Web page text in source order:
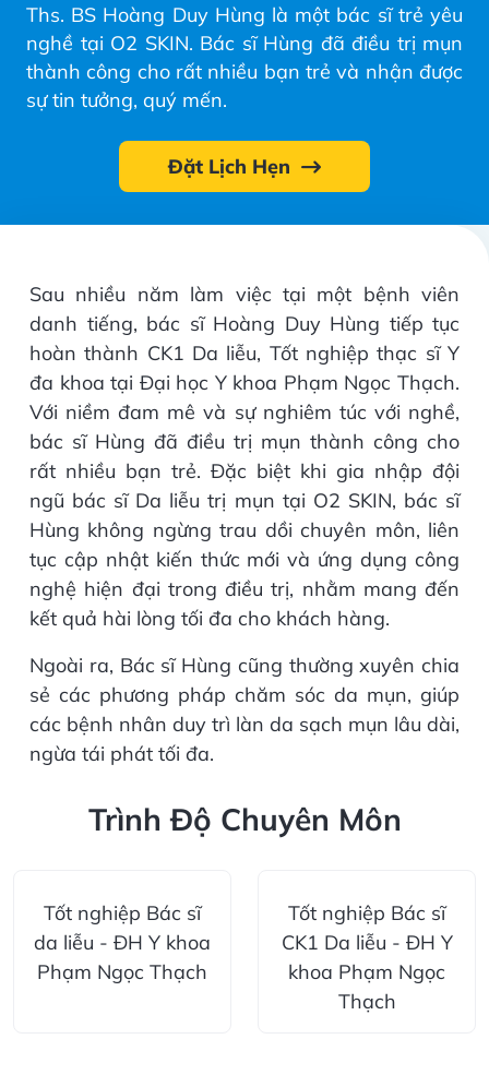
Ths. BS Hoàng Duy Hùng là một bác sĩ trẻ yêu
nghề tại O2 SKIN. Bác sĩ Hùng đã điều trị mụn
thành công cho rất nhiều bạn trẻ và nhận được
sự tin tưởng, quý mến.
Đặt Lịch Hẹn
Sau nhiều năm làm việc tại một bệnh viên
danh tiếng, bác sĩ Hoàng Duy Hùng tiếp tục
hoàn thành CK1 Da liễu, Tốt nghiệp thạc sĩ Y
đa khoa tại Đại học Y khoa Phạm Ngọc Thạch.
Với niềm đam mê và sự nghiêm túc với nghề,
bác sĩ Hùng đã điều trị mụn thành công cho
rất nhiều bạn trẻ. Đặc biệt khi gia nhập đội
ngũ bác sĩ Da liễu trị mụn tại O2 SKIN, bác sĩ
Hùng không ngừng trau dồi chuyên môn, liên
tục cập nhật kiến thức mới và ứng dụng công
nghệ hiện đại trong điều trị, nhằm mang đến
kết quả hài lòng tối đa cho khách hàng.
Ngoài ra, Bác sĩ Hùng cũng thường xuyên chia
sẻ các phương pháp chăm sóc da mụn, giúp
các bệnh nhân duy trì làn da sạch mụn lâu dài,
ngừa tái phát tối đa.
Trình Độ Chuyên Môn
Tốt nghiệp Bác sĩ
da liễu - ĐH Y khoa
Phạm Ngọc Thạch
Tốt nghiệp Bác sĩ
CK1 Da liễu - ĐH Y
khoa Phạm Ngọc
Thạch